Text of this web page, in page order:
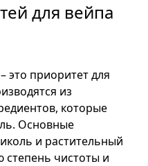
для вейпа
это приоритет для
из
которые
Основные
и растительный
чистоты и